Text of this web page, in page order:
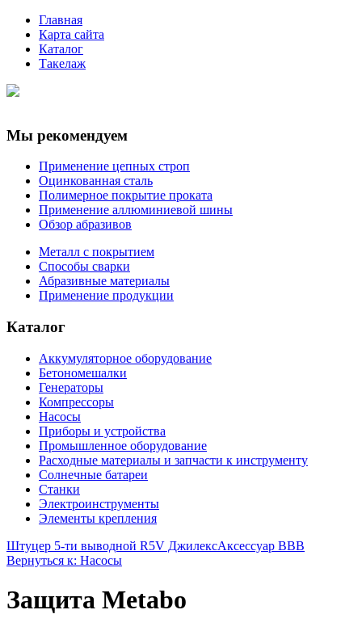
Главная
Карта сайта
Каталог
Такелаж
Мы рекомендуем
Применение цепных строп
Оцинкованная сталь
Полимерное покрытие проката
Применение аллюминиевой шины
Обзор абразивов
Металл с покрытием
Способы сварки
Абразивные материалы
Применение продукции
Каталог
Аккумуляторное оборудование
Бетономешалки
Генераторы
Компрессоры
Насосы
Приборы и устройства
Промышленное оборудование
Расходные материалы и запчасти к инструменту
Солнечные батареи
Станки
Электроинструменты
Элементы крепления
Штуцер 5-ти выводной R5V ДжилексАксессуар BBB
Вернуться к: Насосы
Защита Metabo